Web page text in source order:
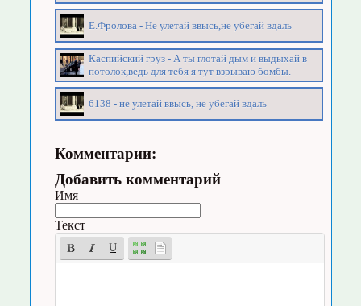
Е.Фролова - Не улетай ввысь,не убегай вдаль
Каспийский груз - А ты глотай дым и выдыхай в
потолок,ведь для тебя я тут взрываю бомбы.
6138 - не улетай ввысь, не убегай вдаль
Комментарии:
Добавить комментарий
Имя
Текст